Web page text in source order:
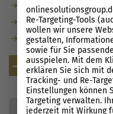
Entscheidungen auf
Effiziente Abläufe
Dein Team wird im
Kostenlose
Re-Targeting-Tools
wollen wir unsere
gestalten,
sowie für Sie
ausspielen. Mit dem
erklären Sie sich mit
Tracking- und Re-
Einstellungen können
Targeting verwalten.
jederzeit mit Wirkung